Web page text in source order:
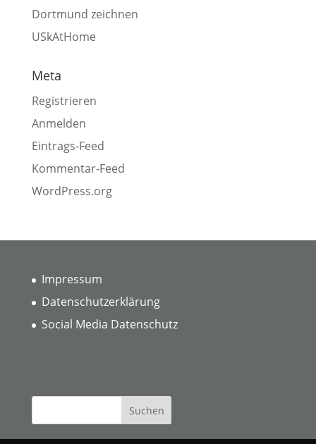
Dortmund zeichnen
USkAtHome
Meta
Registrieren
Anmelden
Eintrags-Feed
Kommentar-Feed
WordPress.org
Impressum
Datenschutzerklärung
Social Media Datenschutz